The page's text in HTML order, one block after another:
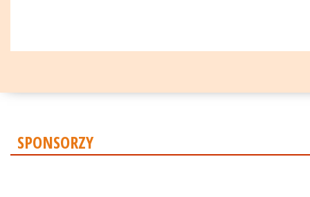
SPONSORZY